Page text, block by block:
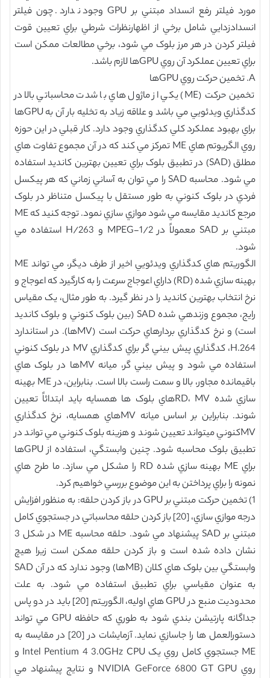
مورد فيلتر رفع انسداد مبتني بر GPU وجود ندارد. چون فيلتر
انسدادزدايي شامل برخي از اظهارنظرات شرطي براي تعيين قوت
فيلتر کردن در هر مرز بلوک مي شود، برخي مطالعات ممکن است
براي تعيين عملکرد آن روي GPUها لازم باشد.
A. تخمين حرکت روي GPUها
تخمين حرکت (ME) يکي از ماژول هاي با شدت محاسباتي بالا در
کدگذاري ويدئويي مي باشد و علاقه زياد به تخليه بار آن به GPUها
براي بهبود عملکرد کلي کدگذاري وجود دارد. کار قبلي در اين حوزه
روي الگريوتم هاي ME تمرکز مي کند که در آن مجموع تفاوت هاي
مطلق (SAD) در تطبيق بلوک براي تعيين بهترين کانديد استفاده
مي شود. محاسبه SAD را مي توان به آساني زماني که هر پيکسل
فردي در بلوک کنوني به طور مستقل با پيکسل متناظر در بلوک
مرجع کانديد مقايسه مي شود موازي سازي نمود. توجه کنيد که ME
مبتني بر SAD معمولاً در MPEG-1/2 و H/263 استفاده مي
شود.
الگوريتم هاي کدگذاري ويدئويي اخير از طرف ديگر، مي تواند ME
بهينه سازي شده (RD) داراي اعوجاج سرعت را به کارگيرد که اعوجاج و
نرخ انتخاب بهترين کانديد را در نظر گيرد. به طور مثال، يک مقياس
رايج، مجموع وزندهي شده SAD (بين بلوک کنوني و بلوک کانديد
است) و نرخ کدگذاري بردارهاي حرکت است (MVها). در استاندارد
H.264، کدگذاري پيش بيني گر براي کدگذاري MV در بلوک کنوني
استفاده مي شود و پيش بيني گر، ميانه MVها در بلوک هاي
باقيمانده مجاور، بالا و سمت راست بالا است. بنابراين، در ME بهينه
سازي شده RD، MVهاي بلوک ها همسايه بايد ابتدائاً تعيين
شوند. بنابراين بر اساس ميانه MVهاي همسايه، نرخ کدگذاري
MV‌کنوني ميتواند تعيين شوند و هزينه بلوک کنوني مي تواند در
تطبيق بلوک محاسبه شود. چنين وابستگي، استفاده از GPUها
براي ME بهينه سازي شده RD را مشکل مي سازد. ما طرح هاي
نمونه را براي پرداختن به اين موضوع بررسي خواهيم کرد.
1) تخمين حرکت مبتني بر GPU در باز کردن حلقه: به منظور افزايش
درجه موازي سازي، [20] باز کردن حلقه محاسباتي در جستجوي کامل
مبتني بر SAD پيشنهاد مي شود. حلقه محاسبه ME در شکل 3
نشان داده شده است و باز کردن حلقه ممکن است زيرا هيچ
وابستگي بين بلوک هاي کلان (MBها) وجود ندارد که در آن SAD
به عنوان مقياسي براي تطبيق استفاده مي شود. به علت
محدوديت منبع در GPU هاي اوليه، الگوريتم [20] بايد در دو پاس
جداگانه پارتيشن بندي شود به طوري که حافظه GPU مي تواند
دستورالعمل ها را جاسازي نمايد. آزمايشات در [20] در مقايسه به
ME جستجوي کامل روي يک Intel Pentium 4 3.0GHz CPU و
روي NVIDIA GeForce 6800 GT GPU و نتايج پيشنهاد مي